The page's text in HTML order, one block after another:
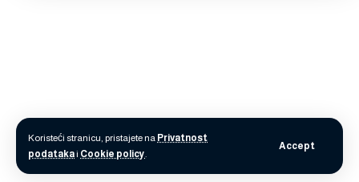
Koristeći stranicu, pristajete na Privatnost
podatakai Cookie policy.
Accept